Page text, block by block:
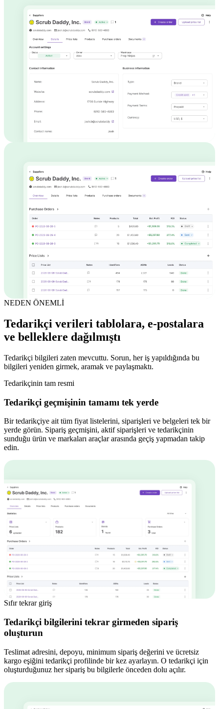
NEDEN ÖNEMLİ
Tedarikçi verileri tablolara, e-postalara
ve belleklere dağılmıştı
Tedarikçi bilgileri zaten mevcuttu. Sorun, her iş yapıldığında bu
bilgileri yeniden girmek, aramak ve paylaşmaktı.
Tedarikçinin tam resmi
Tedarikçi geçmişinin tamamı tek yerde
Bir tedarikçiye ait tüm fiyat listelerini, siparişleri ve belgeleri tek bir
yerde görün. Sipariş geçmişini, aktif siparişleri ve tedarikçinin
sunduğu ürün ve markaları araçlar arasında geçiş yapmadan takip
edin.
Sıfır tekrar giriş
Tedarikçi bilgilerini tekrar girmeden sipariş
oluşturun
Teslimat adresini, depoyu, minimum sipariş değerini ve ücretsiz
kargo eşiğini tedarikçi profilinde bir kez ayarlayın. O tedarikçi için
oluşturduğunuz her sipariş bu bilgilerle önceden dolu açılır.